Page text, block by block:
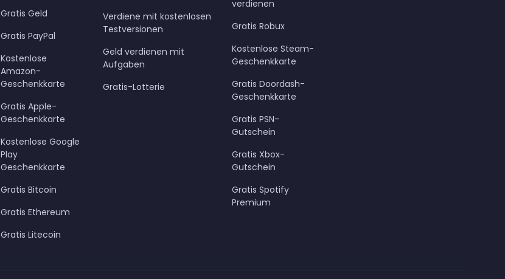
Gratis Geld
Gratis PayPal
Kostenlose
Amazon-
Geschenkkarte
Gratis Apple-
Geschenkkarte
Kostenlose Google
Play
Geschenkkarte
Gratis Bitcoin
Gratis Ethereum
Gratis Litecoin
Verdiene mit kostenlosen
Testversionen
Geld verdienen mit
Aufgaben
Gratis-Lotterie
verdienen
Gratis Robux
Kostenlose Steam-
Geschenkkarte
Gratis Doordash-
Geschenkkarte
Gratis PSN-
Gutschein
Gratis Xbox-
Gutschein
Gratis Spotify
Premium